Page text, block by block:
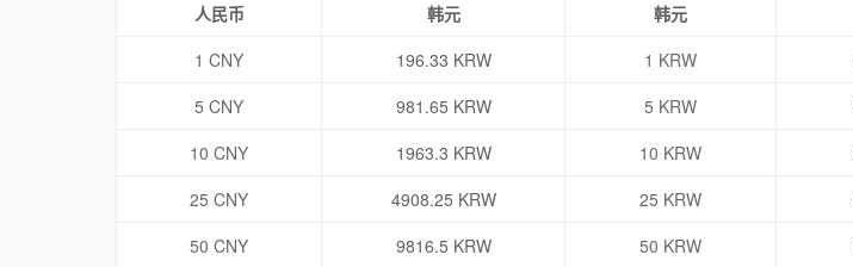
人民币 韩元 韩元
1 CNY
196.33 KRW 1 KRW
5 CNY
981.65 KRW 5 KRW
10 CNY
1963.3 KRW 10 KRW
25 CNY
4908.25 KRW 25 KRW
50 CNY
9816.5 KRW 50 KRW